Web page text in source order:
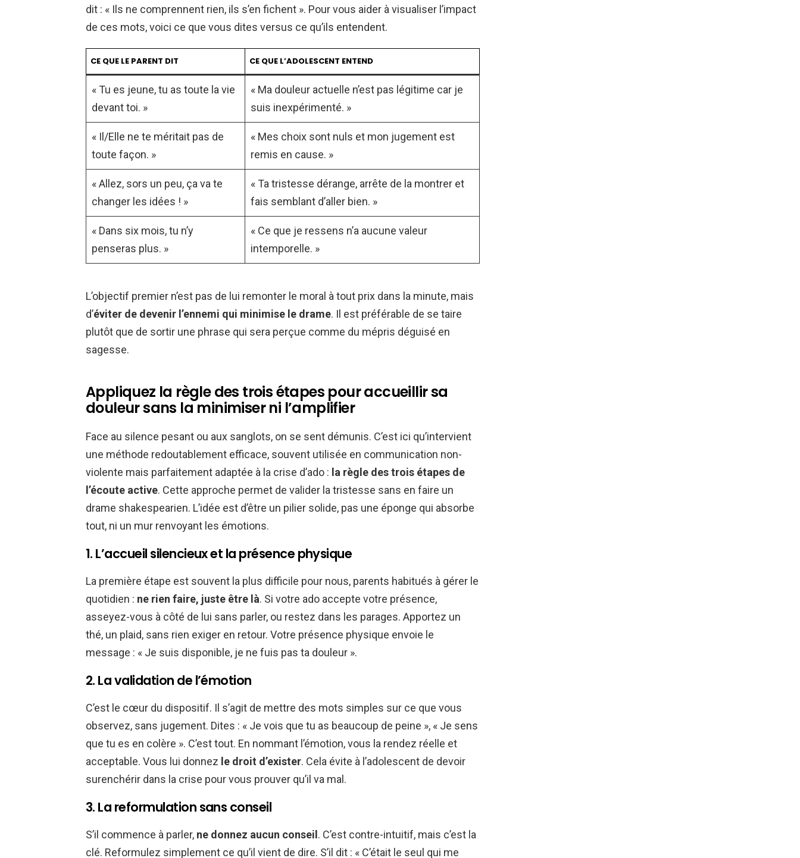
dit : « Ils ne comprennent rien, ils s’en fichent ». Pour vous aider à visualiser l’impact
de ces mots, voici ce que vous dites versus ce qu’ils entendent.
CE QUE LE PARENT DIT CE QUE L’ADOLESCENT ENTEND
« Tu es jeune, tu as toute la vie
devant toi. »
« Ma douleur actuelle n’est pas légitime car je
suis inexpérimenté. »
« Il/Elle ne te méritait pas de
toute façon. »
« Mes choix sont nuls et mon jugement est
remis en cause. »
« Allez, sors un peu, ça va te
changer les idées ! »
« Ta tristesse dérange, arrête de la montrer et
fais semblant d’aller bien. »
« Dans six mois, tu n’y
penseras plus. »
« Ce que je ressens n’a aucune valeur
intemporelle. »
L’objectif premier n’est pas de lui remonter le moral à tout prix dans la minute, mais
d’éviter de devenir l’ennemi qui minimise le drame. Il est préférable de se taire
plutôt que de sortir une phrase qui sera perçue comme du mépris déguisé en
sagesse.
Appliquez la règle des trois étapes pour accueillir sa
douleur sans la minimiser ni l’amplifier
Face au silence pesant ou aux sanglots, on se sent démunis. C’est ici qu’intervient
une méthode redoutablement efficace, souvent utilisée en communication non-
violente mais parfaitement adaptée à la crise d’ado : la règle des trois étapes de
l’écoute active. Cette approche permet de valider la tristesse sans en faire un
drame shakespearien. L’idée est d’être un pilier solide, pas une éponge qui absorbe
tout, ni un mur renvoyant les émotions.
1. L’accueil silencieux et la présence physique
La première étape est souvent la plus difficile pour nous, parents habitués à gérer le
quotidien : ne rien faire, juste être là. Si votre ado accepte votre présence,
asseyez-vous à côté de lui sans parler, ou restez dans les parages. Apportez un
thé, un plaid, sans rien exiger en retour. Votre présence physique envoie le
message : « Je suis disponible, je ne fuis pas ta douleur ».
2. La validation de l’émotion
C’est le cœur du dispositif. Il s’agit de mettre des mots simples sur ce que vous
observez, sans jugement. Dites : « Je vois que tu as beaucoup de peine », « Je sens
que tu es en colère ». C’est tout. En nommant l’émotion, vous la rendez réelle et
acceptable. Vous lui donnez le droit d’exister. Cela évite à l’adolescent de devoir
surenchérir dans la crise pour vous prouver qu’il va mal.
3. La reformulation sans conseil
S’il commence à parler, ne donnez aucun conseil . C’est contre-intuitif, mais c’est la
clé. Reformulez simplement ce qu’il vient de dire. S’il dit : « C’était le seul qui me